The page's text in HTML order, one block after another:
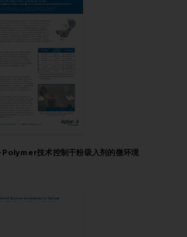
技术控制干粉吸入剂的微环境